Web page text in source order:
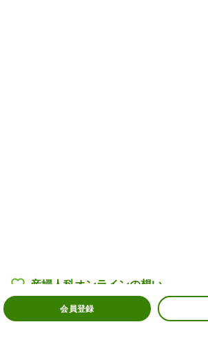
会員登録
産婦人科オンラインの想い
産婦人科医・助産師一覧